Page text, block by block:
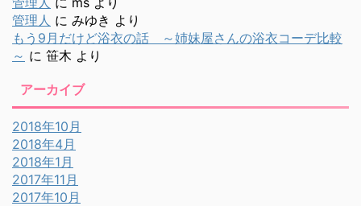
管理人 に みゆき より
もう9月だけど浴衣の話 ～姉妹屋さんの浴衣コーデ比較
～ に 笹木 より
アーカイブ
2018年10月
2018年4月
2018年1月
2017年11月
2017年10月